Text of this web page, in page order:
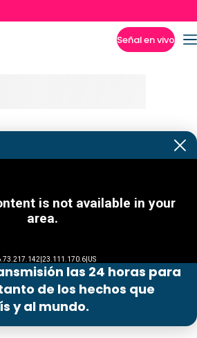
Señal en vivo
las 24 horas para
de los hechos que
y al mundo.